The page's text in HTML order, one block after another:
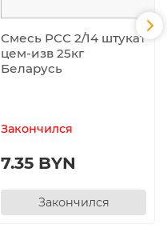
Смесь РСС 2/14 штукат
цем-изв 25кг
Беларусь
Закончился
7.35 BYN
Закончился